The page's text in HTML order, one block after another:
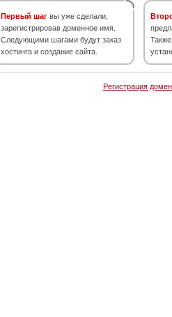
Первый шаг вы уже сделали,
зарегистрировав доменное имя.
Следующими шагами будут заказ
хостинга и создание сайта.
Регистрация